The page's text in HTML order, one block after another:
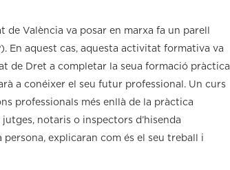
València va posar en marxa fa un parell
En aquest cas, aquesta activitat formativa va
de Dret a completar la seua formació pràctica
a conéixer el seu futur professional. Un curs
professionals més enllà de la pràctica
notaris o inspectors d’hisenda
explicaran com és el seu treball i